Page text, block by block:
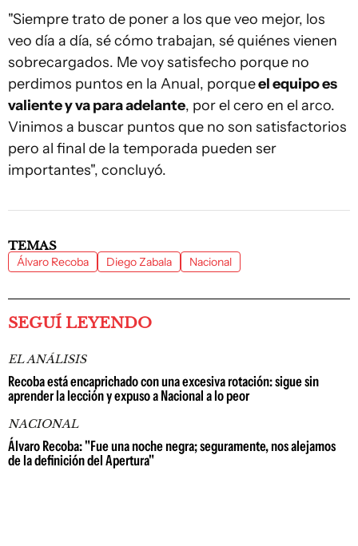
"Siempre trato de poner a los que veo mejor, los
veo día a día, sé cómo trabajan, sé quiénes vienen
sobrecargados. Me voy satisfecho porque no
perdimos puntos en la Anual, porqueel equipo es
valiente y va para adelante, por el cero en el arco.
Vinimos a buscar puntos que no son satisfactorios
pero al final de la temporada pueden ser
importantes", concluyó.
TEMAS
Álvaro Recoba Diego Zabala Nacional
SEGUÍ LEYENDO
EL ANÁLISIS
Recoba está encaprichado con una excesiva rotación: sigue sin
aprender la lección y expuso a Nacional a lo peor
NACIONAL
Álvaro Recoba: "Fue una noche negra; seguramente, nos alejamos
de la definición del Apertura"